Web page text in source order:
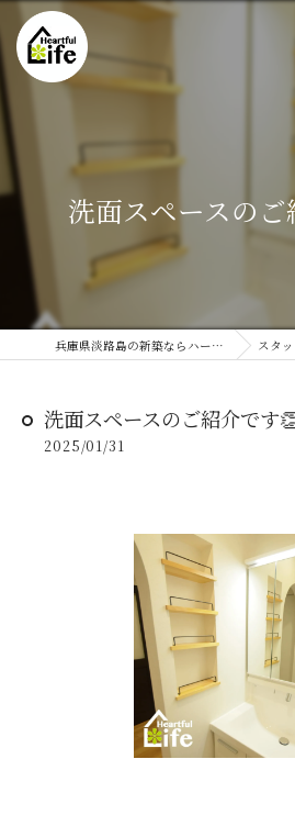
洗面スペースの
兵庫県淡路島の新築ならハートフルライフ スタッフブ
洗面スペースのご紹介です
2025/01/31